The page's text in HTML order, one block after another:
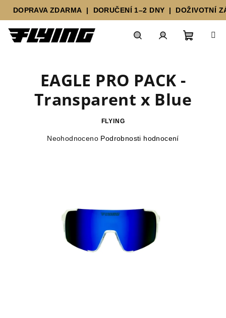
Přejít
EAGLE PRO PACK -
Transparent x Blue
FLYING
Průměrné
hvězdiček.
Neohodnoceno Podrobnosti hodnocení
ZDARMA | DORUČENÍ 1–2 DNY | DOŽIVOTNÍ